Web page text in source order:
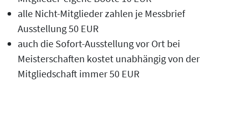
alle Nicht-Mitglieder zahlen je Messbrief
Ausstellung 50 EUR
auch die Sofort-Ausstellung vor Ort bei
Meisterschaften kostet unabhängig von der
Mitgliedschaft immer 50 EUR